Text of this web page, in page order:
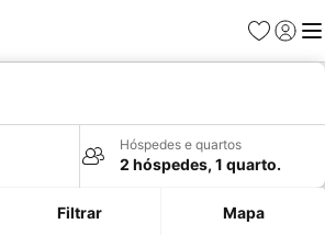
Favoritos
Iniciar
Hóspedes e quartos
2 hóspedes, 1 quarto.
Filtrar Mapa